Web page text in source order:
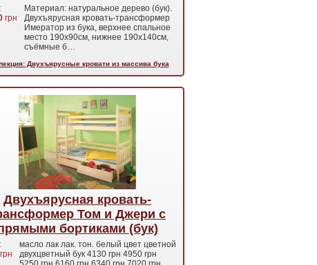
грн
Материал: натуральное дерево (бук).
Двухъярусная кровать-трансформер
Имератор из бука, верхнее спальное
место 190х90см, нижнее 190х140см,
съёмные б…
Двухъярусные кровати из массива бука
Двухъярусная кровать-
Том и Джери с
бортиками (бук)
грн
масло лак лак. тон. белый цвет цветной
двухцветный бук 4130 грн 4950 грн